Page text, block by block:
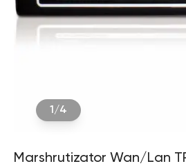
1 /4
Marshrutizator Wan/Lan